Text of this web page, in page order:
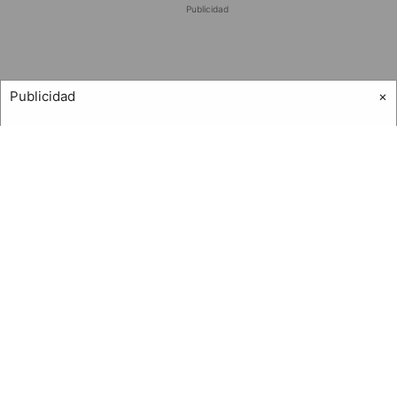
Publicidad
×
Publicidad